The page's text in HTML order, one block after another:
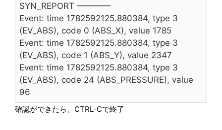
SYN_REPORT ————
Event: time 1782592125.880384, type 3
(EV_ABS), code 0 (ABS_X), value 1785
Event: time 1782592125.880384, type 3
(EV_ABS), code 1 (ABS_Y), value 2347
Event: time 1782592125.880384, type 3
(EV_ABS), code 24 (ABS_PRESSURE), value
96
確認ができたら、CTRL-Cで終了